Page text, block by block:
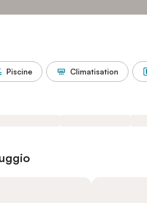
Piscine Climatisation